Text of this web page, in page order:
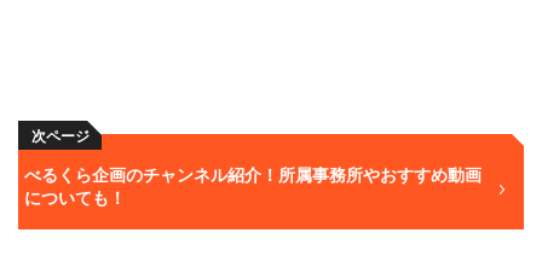
次ページ
べるくら企画のチャンネル紹介！所属事務所やおすすめ動画
についても！